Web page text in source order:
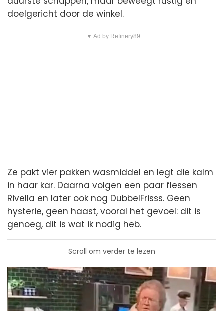
doelgericht door de winkel.
▼ Ad by Refinery89
Ze pakt vier pakken wasmiddel en legt die kalm
in haar kar. Daarna volgen een paar flessen
Rivella en later ook nog DubbelFrisss. Geen
hysterie, geen haast, vooral het gevoel: dit is
genoeg, dit is wat ik nodig heb.
Scroll om verder te lezen